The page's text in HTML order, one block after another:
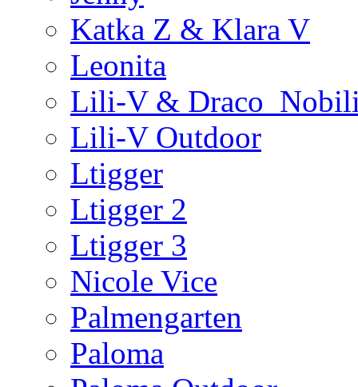
Katka Z & Klara V
Leonita
Lili-V &
Lili-V Outdoor
Ltigger
Ltigger 2
Ltigger 3
Nicole Vice
Palmengarten
Paloma